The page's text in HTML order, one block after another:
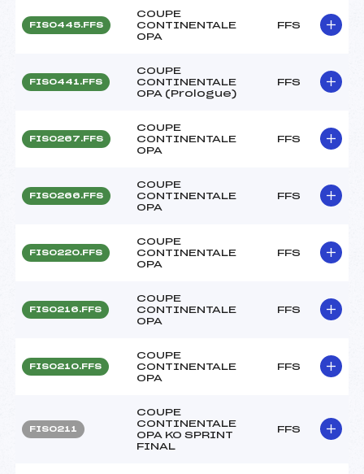
FIS0445.FFS
COUPE
CONTINENTALE
OPA
FFS
FIS0441.FFS
COUPE
CONTINENTALE
OPA (Prologue)
FFS
FIS0267.FFS
COUPE
CONTINENTALE
OPA
FFS
FIS0266.FFS
COUPE
CONTINENTALE
OPA
FFS
FIS0220.FFS
COUPE
CONTINENTALE
OPA
FFS
FIS0216.FFS
COUPE
CONTINENTALE
OPA
FFS
FIS0210.FFS
COUPE
CONTINENTALE
OPA
FFS
FIS0211
COUPE
CONTINENTALE
OPA KO SPRINT
FINAL
FFS